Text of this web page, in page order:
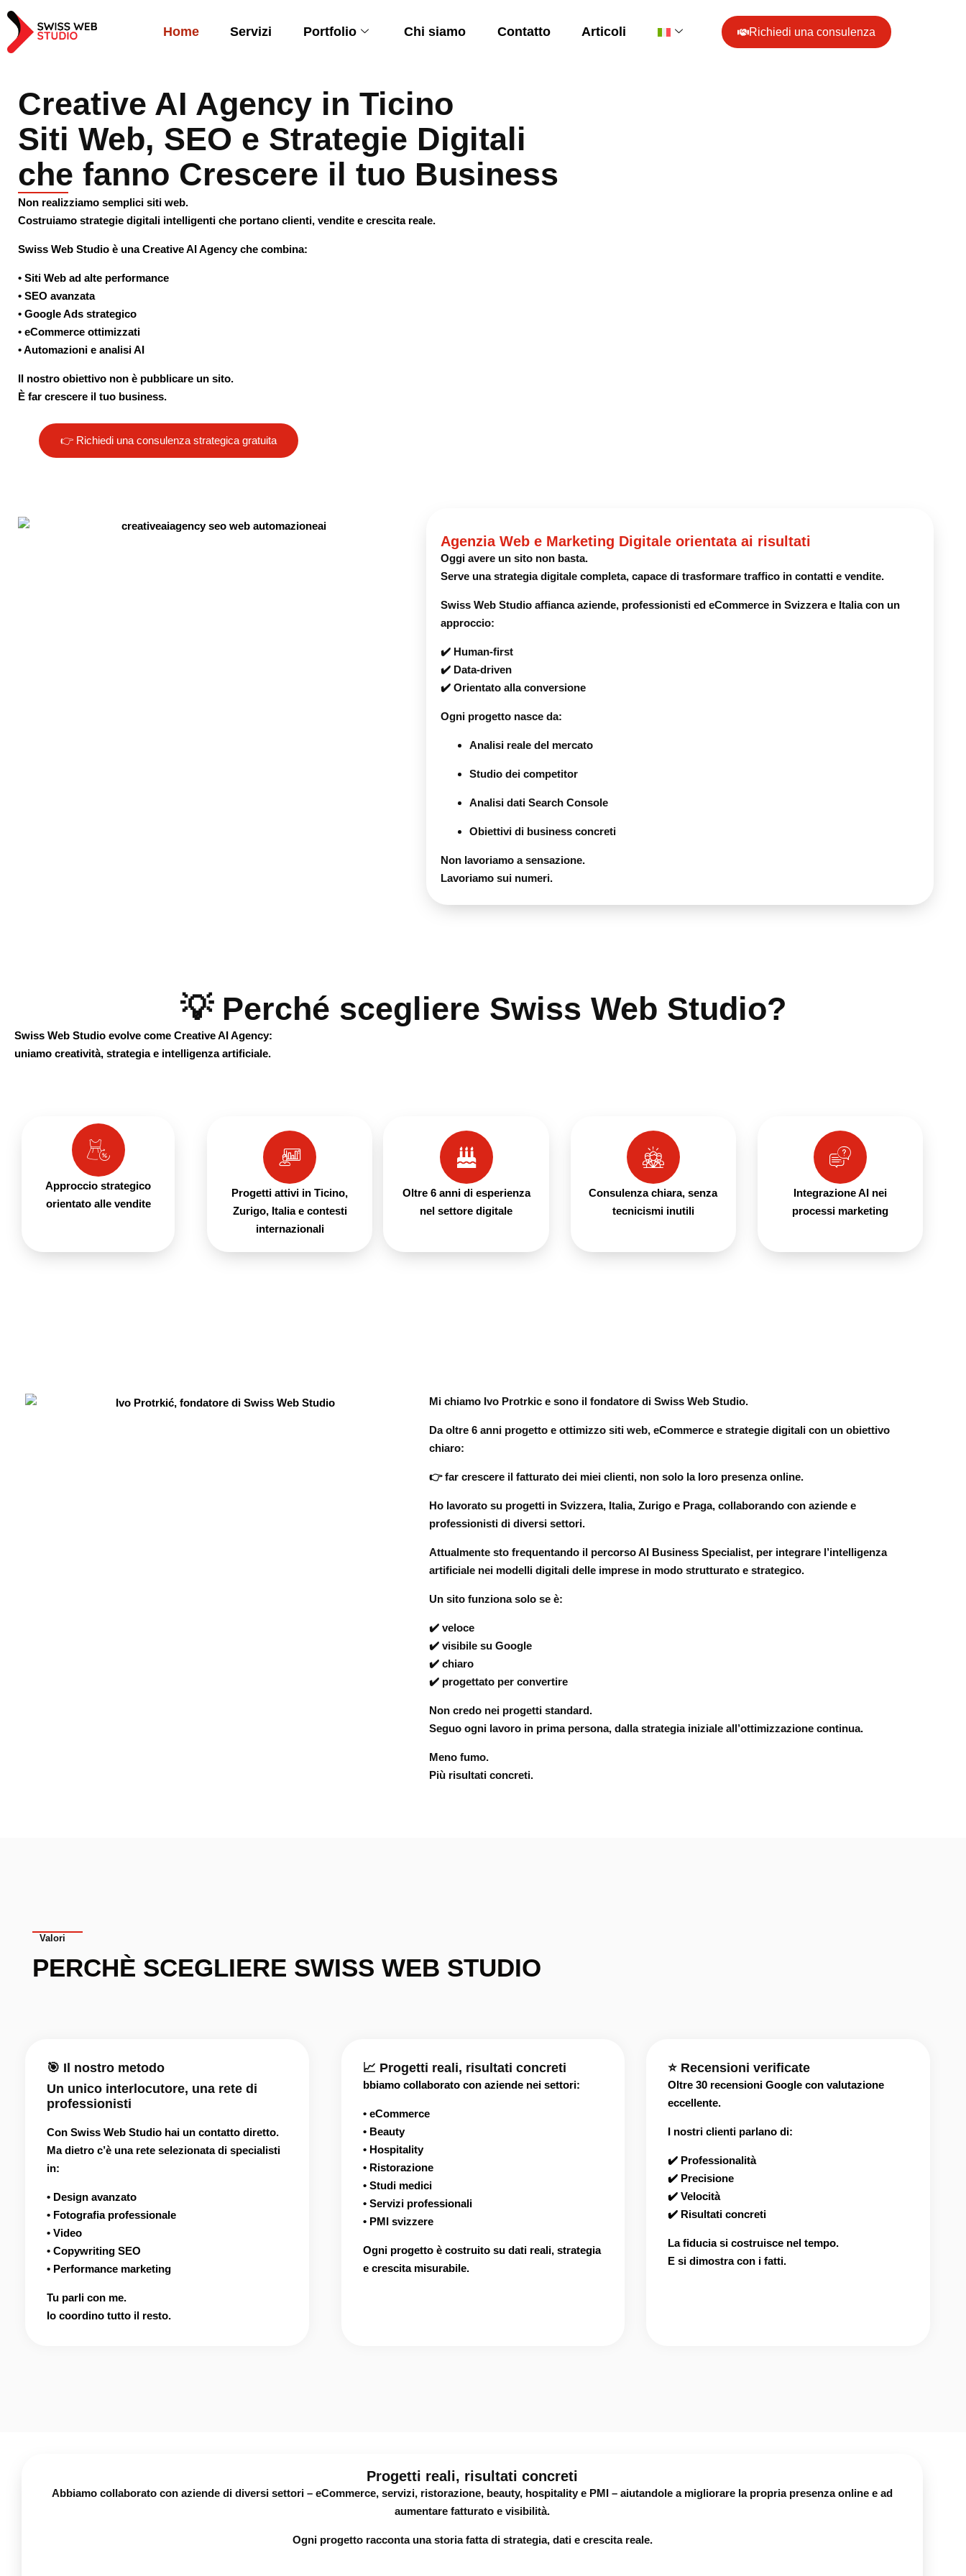
Home Servizi Portfolio Chi siamo Contatto Articoli Richiedi una consulenza
Creative AI Agency in Ticino
Siti Web, SEO e Strategie Digitali
che fanno Crescere il tuo Business
Non realizziamo semplici siti web.
Costruiamo strategie digitali intelligenti che portano clienti, vendite e crescita reale.
Swiss Web Studio è una Creative AI Agency che combina:
• Siti Web ad alte performance
• SEO avanzata
• Google Ads strategico
• eCommerce ottimizzati
• Automazioni e analisi AI
Il nostro obiettivo non è pubblicare un sito.
È far crescere il tuo business.
👉 Richiedi una consulenza strategica gratuita
Agenzia Web e Marketing Digitale orientata ai risultati
Oggi avere un sito non basta.
Serve una strategia digitale completa, capace di trasformare traffico in contatti e vendite.
Swiss Web Studio affianca aziende, professionisti ed eCommerce in Svizzera e Italia con un
approccio:
✔️ Human-first
✔️ Data-driven
✔️ Orientato alla conversione
Ogni progetto nasce da:
Analisi reale del mercato
Studio dei competitor
Analisi dati Search Console
Obiettivi di business concreti
Non lavoriamo a sensazione.
Lavoriamo sui numeri.
💡 Perché scegliere Swiss Web Studio?
Swiss Web Studio evolve come Creative AI Agency:
uniamo creatività, strategia e intelligenza artificiale.
Approccio strategico
orientato alle vendite
Progetti attivi in Ticino,
Zurigo, Italia e contesti
internazionali
Oltre 6 anni di esperienza
nel settore digitale
Consulenza chiara, senza
tecnicismi inutili
Integrazione AI nei
processi marketing
Mi chiamo Ivo Protrkic e sono il fondatore di Swiss Web Studio.
Da oltre 6 anni progetto e ottimizzo siti web, eCommerce e strategie digitali con un obiettivo
chiaro:
👉 far crescere il fatturato dei miei clienti, non solo la loro presenza online.
Ho lavorato su progetti in Svizzera, Italia, Zurigo e Praga, collaborando con aziende e
professionisti di diversi settori.
Attualmente sto frequentando il percorso AI Business Specialist, per integrare l’intelligenza
artificiale nei modelli digitali delle imprese in modo strutturato e strategico.
Un sito funziona solo se è:
✔️ veloce
✔️ visibile su Google
✔️ chiaro
✔️ progettato per convertire
Non credo nei progetti standard.
Seguo ogni lavoro in prima persona, dalla strategia iniziale all’ottimizzazione continua.
Meno fumo.
Più risultati concreti.
Valori
PERCHÈ SCEGLIERE SWISS WEB STUDIO
🎯 Il nostro metodo
Un unico interlocutore, una rete di
professionisti
Con Swiss Web Studio hai un contatto diretto.
Ma dietro c’è una rete selezionata di specialisti
in:
• Design avanzato
• Fotografia professionale
• Video
• Copywriting SEO
• Performance marketing
Tu parli con me.
Io coordino tutto il resto.
📈 Progetti reali, risultati concreti
bbiamo collaborato con aziende nei settori:
• eCommerce
• Beauty
• Hospitality
• Ristorazione
• Studi medici
• Servizi professionali
• PMI svizzere
Ogni progetto è costruito su dati reali, strategia
e crescita misurabile.
⭐ Recensioni verificate
Oltre 30 recensioni Google con valutazione
eccellente.
I nostri clienti parlano di:
✔️ Professionalità
✔️ Precisione
✔️ Velocità
✔️ Risultati concreti
La fiducia si costruisce nel tempo.
E si dimostra con i fatti.
Progetti reali, risultati concreti
Abbiamo collaborato con aziende di diversi settori – eCommerce, servizi, ristorazione, beauty, hospitality e PMI – aiutandole a migliorare la propria presenza online e ad
aumentare fatturato e visibilità.
Ogni progetto racconta una storia fatta di strategia, dati e crescita reale.